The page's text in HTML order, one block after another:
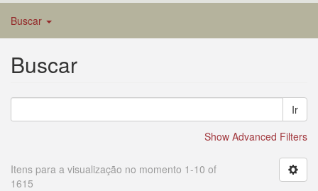
Buscar
Buscar
Ir
Show Advanced Filters
Itens para a visualização no momento 1-10 of
1615